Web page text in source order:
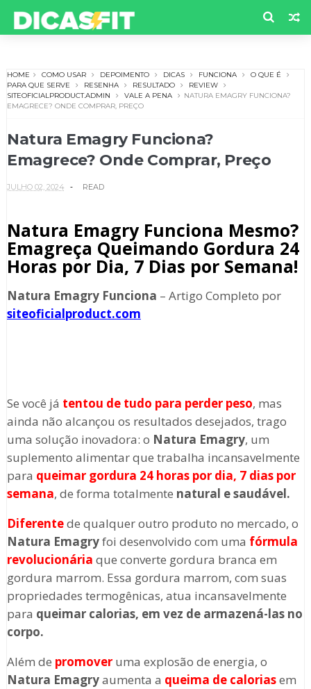
HOME COMO USAR DEPOIMENTO DICAS FUNCIONA
O QUE É
PARA QUE SERVE
RESENHA RESULTADO
REVIEW
SITEOFICIALPRODUCT.ADMIN
VALE A PENA
NATURA EMAGRY FUNCIONA?
EMAGRECE? ONDE COMPRAR, PREÇO
Natura Emagry Funciona?
Emagrece? Onde Comprar, Preço
JULHO 02, 2024 READ
Natura Emagry Funciona Mesmo?
Emagreça Queimando Gordura 24
Horas por Dia, 7 Dias por Semana!
Natura EmagryFunciona – Artigo Completo por
siteoficialproduct.com
Se você já tentou de tudo para perder peso, mas
ainda não alcançou os resultados desejados, trago
uma solução inovadora: o Natura Emagry, um
suplemento alimentar que trabalha incansavelmente
para queimar gordura 24 horas por dia, 7 dias por
semana, de forma totalmente natural e saudável.
Diferentede qualquer outro produto no mercado, o
Natura Emagryfoi desenvolvido com uma fórmula
revolucionária que converte gordura branca em
gordura marrom. Essa gordura marrom, com suas
propriedades termogênicas, atua incansavelmente
para queimar calorias, em vez de armazená-las no
corpo.
Além de promoveruma explosão de energia, o
Natura Emagryaumenta a queima de caloriasem